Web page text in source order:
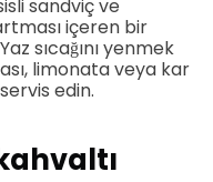
sandviç ve
içeren bir
sıcağını yenmek
limonata veya kar
edin.